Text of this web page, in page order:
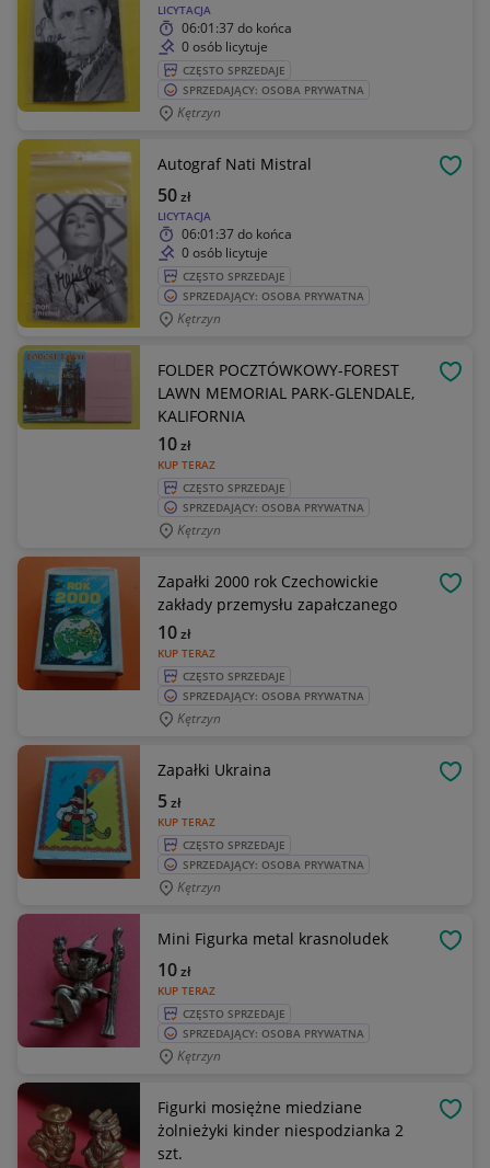
LICYTACJA
06:01:37do końca
0 osób licytuje
CZĘSTO SPRZEDAJE
SPRZEDAJĄCY: OSOBA PRYWATNA
Kętrzyn
Autograf Nati Mistral
LICYTACJA
50zł
06:01:37do końca
0 osób licytuje
CZĘSTO SPRZEDAJE
SPRZEDAJĄCY: OSOBA PRYWATNA
Kętrzyn
FOLDER POCZTÓWKOWY-FOREST
LAWN MEMORIAL PARK-GLENDALE,
KALIFORNIA
KUP TERAZ
10zł
CZĘSTO SPRZEDAJE
SPRZEDAJĄCY: OSOBA PRYWATNA
Kętrzyn
Zapałki 2000 rok Czechowickie
zakłady przemysłu zapałczanego
KUP TERAZ
10zł
CZĘSTO SPRZEDAJE
SPRZEDAJĄCY: OSOBA PRYWATNA
Kętrzyn
Zapałki Ukraina
KUP TERAZ
5zł
CZĘSTO SPRZEDAJE
SPRZEDAJĄCY: OSOBA PRYWATNA
Kętrzyn
Mini Figurka metal krasnoludek
KUP TERAZ
10zł
CZĘSTO SPRZEDAJE
SPRZEDAJĄCY: OSOBA PRYWATNA
Kętrzyn
Figurki mosiężne miedziane
żolnieżyki kinder niespodzianka 2
szt.